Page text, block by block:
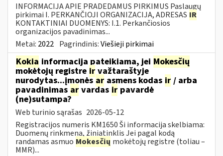
INFORMACIJA APIE PRADEDAMUS PIRKIMUS Paslaugų
pirkimai I. PERKANČIOJI ORGANIZACIJA, ADRESAS IR
KONTAKTINIAI DUOMENYS: I.1. Perkančiosios
organizacijos pavadinimas...
Metai: 2022 Pagrindinis:Viešieji pirkimai
Kokia informacija pateikiama, jei Mokesčių
mokėtojų registre ir važtaraštyje
nurodytas...įmonėsar asmens kodas ir / arba
pavadinimas ar vardas ir pavardė
(ne)sutampa?
Web turinio sąrašas 2026-05-12
Registracijos numeris KM1650 Ši informacija skelbiama:
Duomenų rinkmena, žiniatinklis Jei pagal kodą
randamas asmuo Mokesčių mokėtojų registre (toliau –
MMR)...